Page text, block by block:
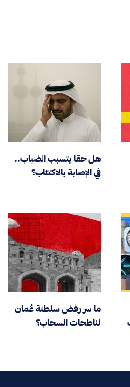
هل حقا يتسبب الضباب..
في الإصابة بالاكتئاب؟
ما سر رفض سلطنة عُمان
لناطحات السحاب؟